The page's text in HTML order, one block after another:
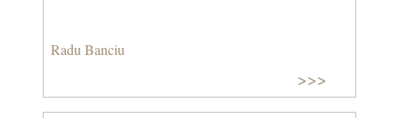
Radu Banciu
>>>